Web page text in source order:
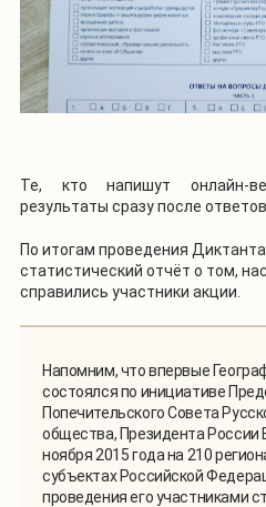
Те, кто напишут онлайн-
результаты сразу после
По итогам проведения
статистический отчёт о том,
справились участники акции.
Напомним, что впервые
состоялся по инициативе
Попечительского Совета
общества, Президента России
ноября 2015 года на 210
субъектах Российской
проведения его участниками